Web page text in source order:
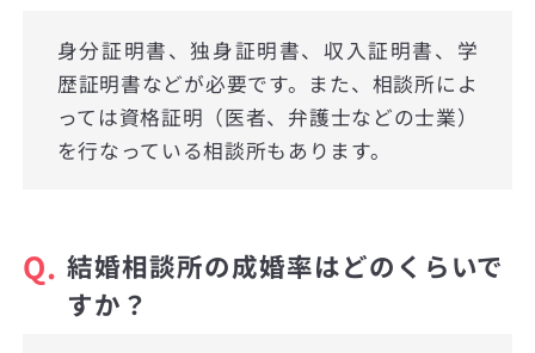
身分証明書、独身証明書、収入証明書、学
歴証明書などが必要です。また、相談所によ
っては資格証明（医者、弁護士などの士業）
を行なっている相談所もあります。
Q. 結婚相談所の成婚率はどのくらいで
すか？